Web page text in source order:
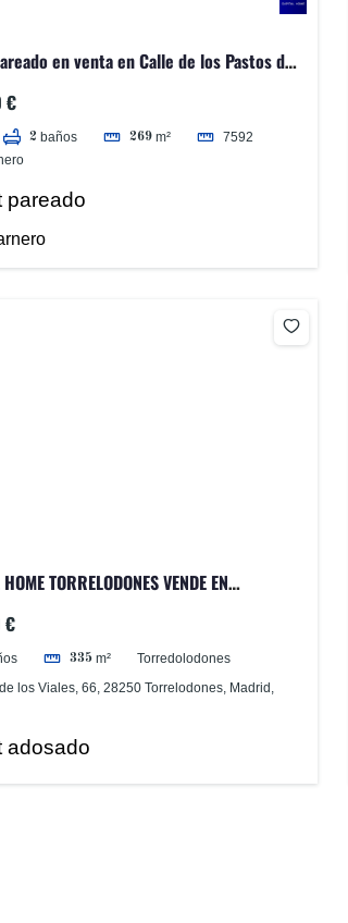
en venta en Calle de los Pastos de
€
2 baños 269 m²
7592
pareado
TORRELODONES VENDE EN
€
335 m²
Torredolodones
los Viales, 66, 28250 Torrelodones, Madrid,
adosado